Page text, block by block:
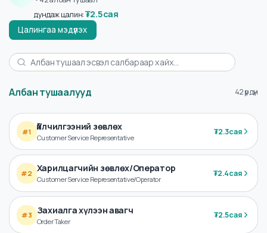
Хэрэглэгчийн үйлчилгээ
•42албан тушаал
дундаж цалин
₮2.5сая
Цалингаа мэдүүлэх
Албан тушаалууд 42 үр
Үйлчилгээний зөвлөх
Customer Service Representative
2.3сая
#2 Харилцагчийн зөвлөх/Оператор
Customer Service Representative/Operator
2.4сая